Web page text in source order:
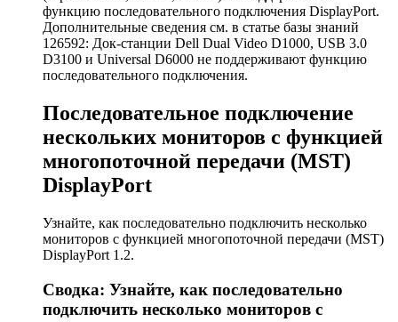
функцию последовательного подключения DisplayPort.
Дополнительные сведения см. в статье базы знаний
126592: Док-станции Dell Dual Video D1000, USB 3.0
D3100 и Universal D6000 не поддерживают функцию
последовательного подключения.
Последовательное подключение
нескольких мониторов с функцией
многопоточной передачи (MST)
DisplayPort
Узнайте, как последовательно подключить несколько
мониторов с функцией многопоточной передачи (MST)
DisplayPort 1.2.
Сводка: Узнайте, как последовательно
подключить несколько мониторов с